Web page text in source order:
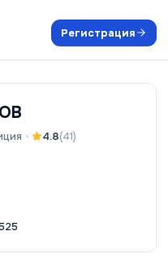
Регистрация
• 4.8(41)